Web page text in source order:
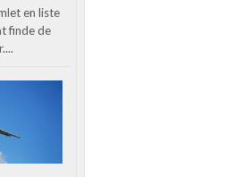
en liste
finde de